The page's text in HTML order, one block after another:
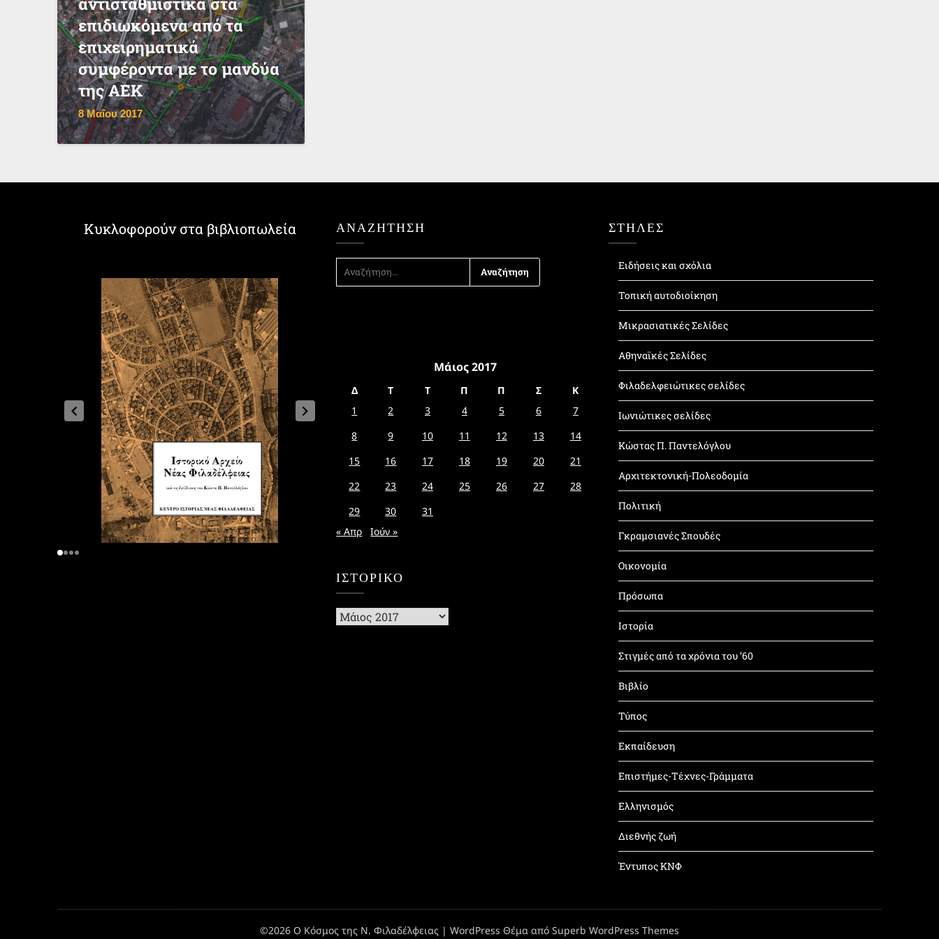
επιδιωκόμενα από τα
επιχειρηματικά
συμφέροντα με το μανδύα
της ΑΕΚ
8 Μαΐου 2017
Κυκλοφορούν στα βιβλιοπωλεία ΑΝΑΖΉΤΗΣΗ
ΓΙΑ:
Μάιος 2017
Δ Τ Τ Π Π Σ
Κ
1
2 3 4 5 6
7
8
9 10 11 12 13
14
15
16 17 18 19 20
21
22
23 24 25 26 27
28
29
30
31
« Απρ
Ιούν »
ΙΣΤΟΡΙΚΌ
Ιστορικό
ΣΤΗΛΕΣ
Ειδήσεις και σχόλια
Τοπική αυτοδιοίκηση
Μικρασιατικές Σελίδες
Αθηναϊκές Σελίδες
Φιλαδελφειώτικες σελίδες
Ιωνιώτικες σελίδες
Κώστας Π. Παντελόγλου
Αρχιτεκτονική-Πολεοδομία
Πολιτική
Γκραμσιανές Σπουδές
Οικονομία
Πρόσωπα
Ιστορία
Στιγμές από τα χρόνια του ’60
Βιβλίο
Τύπος
Εκπαίδευση
Επιστήμες-Τέχνες-Γράμματα
Ελληνισμός
Διεθνής ζωή
Έντυπος ΚΝΦ
©2026 Ο Κόσμος της Ν. Φιλαδέλφειας | WordPress Θέμα από Superb WordPress Themes